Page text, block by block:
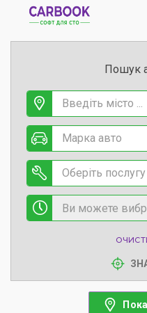
Пошук
Введіть місто ...
Марка авто
Оберіть послугу